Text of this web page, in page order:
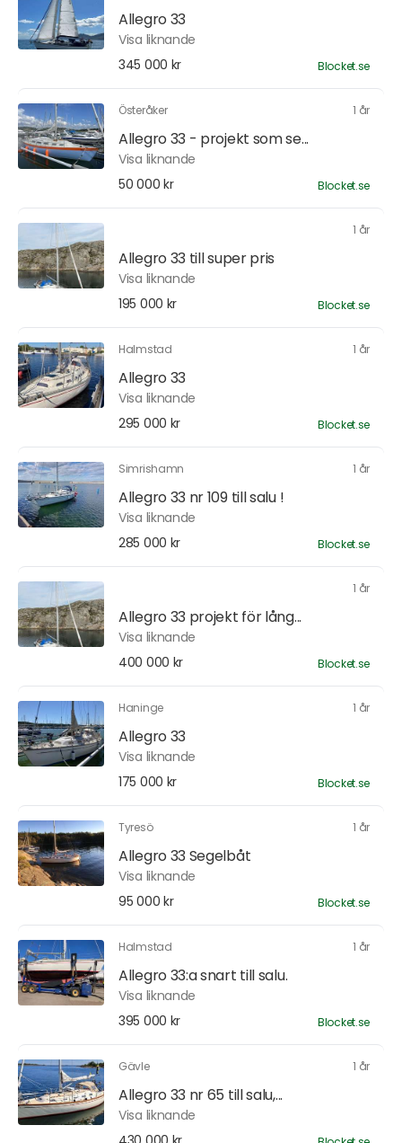
Allegro 33
Visa liknande
345 000 kr
Blocket.se
Österåker 1 år
Allegro 33 - projekt som se...
Visa liknande
50 000 kr
Blocket.se
1 år
Allegro 33 till super pris
Visa liknande
195 000 kr
Blocket.se
Halmstad 1 år
Allegro 33
Visa liknande
295 000 kr
Blocket.se
Simrishamn 1 år
Allegro 33 nr 109 till salu !
Visa liknande
285 000 kr
Blocket.se
1 år
Allegro 33 projekt för lång...
Visa liknande
400 000 kr
Blocket.se
Haninge 1 år
Allegro 33
Visa liknande
175 000 kr
Blocket.se
Tyresö 1 år
Allegro 33 Segelbåt
Visa liknande
95 000 kr
Blocket.se
Halmstad 1 år
Allegro 33:a snart till salu.
Visa liknande
395 000 kr
Blocket.se
Gävle 1 år
Allegro 33 nr 65 till salu,...
Visa liknande